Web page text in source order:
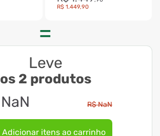
R$ 1.449,90
Leve
os 2 produtos
NaN R$NaN
Adicionar itens ao carrinho